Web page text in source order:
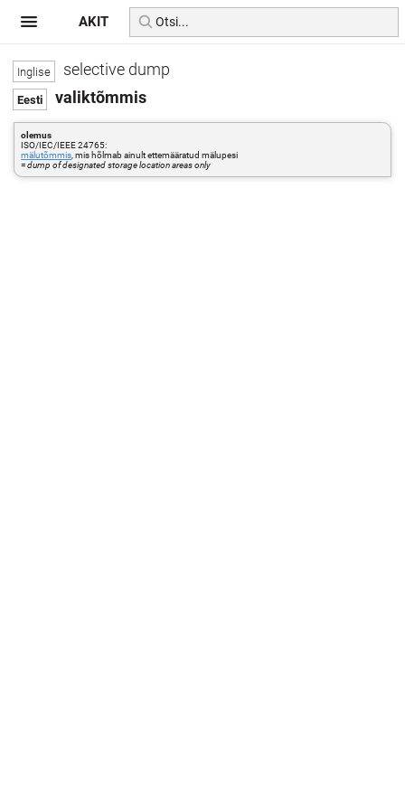
selective dump
valiktõmmis
olemus
ISO/IEC/IEEE 24765:
mälutõmmis , mis hõlmab ainult ettemääratud mälupesi
=dump of designated storage location areas only
AKIT